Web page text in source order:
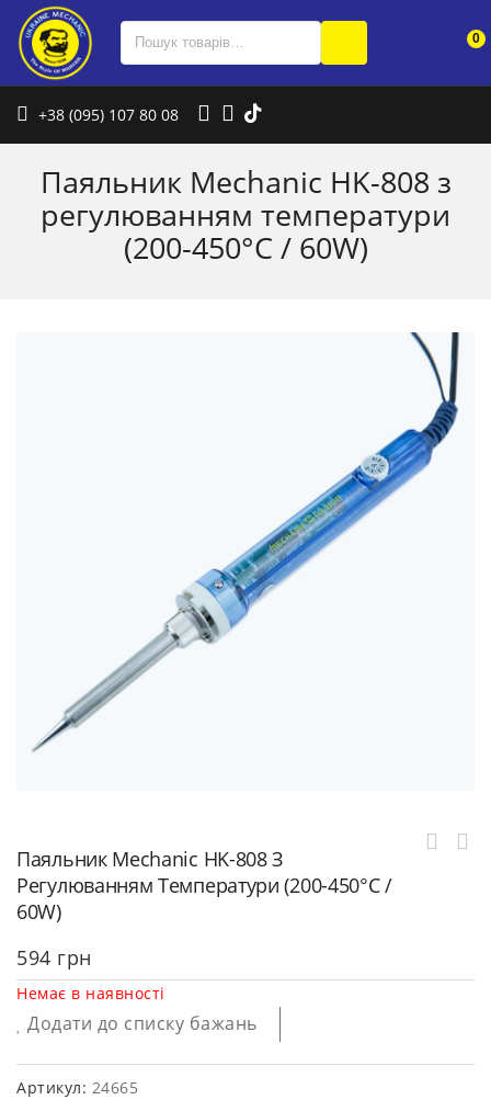
0
+38 (095) 107 80 08
Паяльник Mechanic HK-808 з
регулюванням температури
(200-450°C / 60W)
Паяльник Mechanic HK-808 З
Регулюванням Температури (200-450°C /
60W)
594 грн
Немає в наявності
Додати до списку бажань
Артикул: 24665